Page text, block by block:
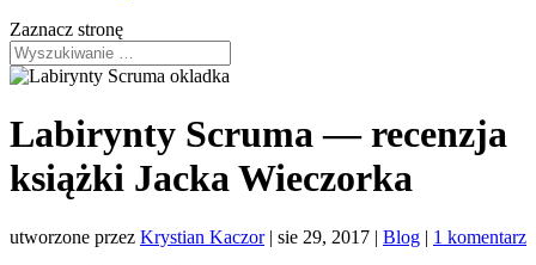
Zaznacz stronę
Labirynty Scruma — recenzja
książki Jacka Wieczorka
utworzone przez Krystian Kaczor| sie 29, 2017 | Blog | 1 komentarz